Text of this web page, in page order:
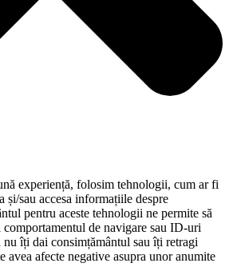
experiență, folosim tehnologii, cum ar fi
și/sau accesa informațiile despre
pentru aceste tehnologii ne permite să
comportamentul de navigare sau ID-uri
nu îți dai consimțământul sau îți retragi
avea afecte negative asupra unor anumite